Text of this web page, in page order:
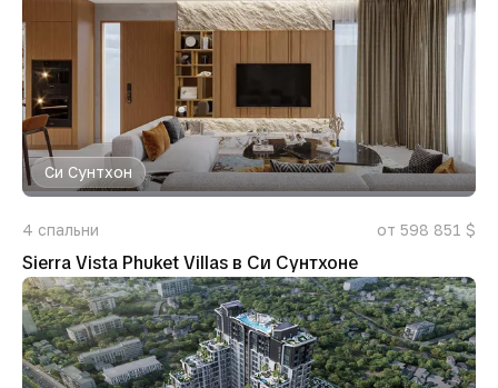
Си Сунтхон
4 спальни от 598 851 $
Sierra Vista Phuket Villas в Си Сунтхоне